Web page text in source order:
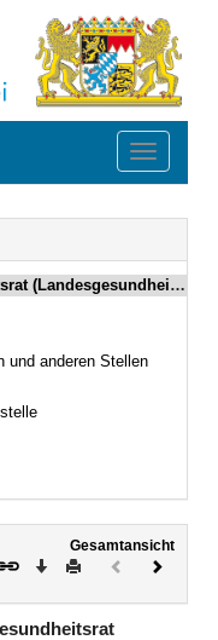
Toggle
Juli 2007 (GVBl. S. 496) BayRS 2120-2-G (Art. 1–6)
und anderen Stellen
Gesamtansicht
Download
DruckenVorheriges
(inaktiv)